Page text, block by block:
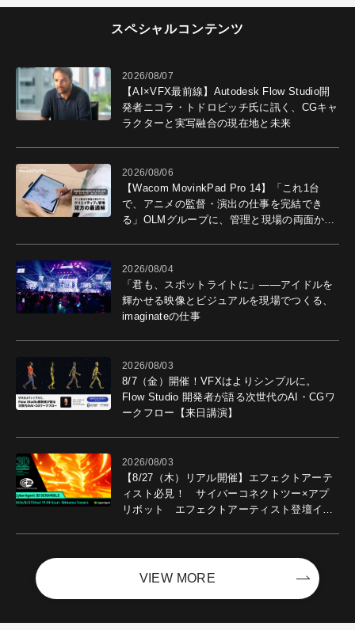
スペシャルコンテンツ
2026/08/07
【AI×VFX最前線】Autodesk Flow Studio開
発者ニコラ・トドロビッチ氏に訊く、CGキャ
ラクターと実写融合の現在地と未来
2026/08/06
【Wacom MovinkPad Pro 14】「これ1台
で、アニメの監督・演出の仕事を完結でき
る」OLMグループに、管理と現場の両面から
2026/08/04
「君も、スポットライトに」――アイドルを
輝かせる映像とビジュアルを現場でつくる、
imaginateの仕事
2026/08/03
8/7（金）開催！VFXはよりシンプルに。
Flow Studio 開発者が語る次世代のAI・CGワ
ークフロー【来日講演】
2026/08/03
【8/27（木）リアル開催】エフェクトアーテ
ィスト必見！ サイバーコネクトツー×アプ
リボット エフェクトアーティスト登壇イベ
VIEW MORE